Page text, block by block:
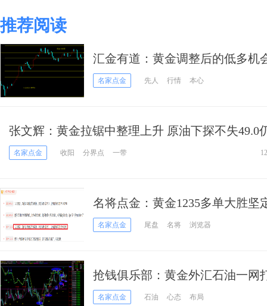
推荐阅读
汇金有道：黄金调整后的低多机
名家点金 先人 行情 本心
张文辉：黄金拉锯中整理上升 原油下探不失49.0
名家点金 收阳 分界点 一带
名将点金：黄金1235多单大胜坚
名家点金 尾盘 名将 浏览器
抢钱俱乐部：黄金外汇石油一网
名家点金 石油 心态 布局